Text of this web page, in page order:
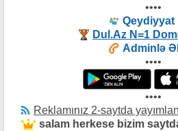
••••
Qeydiyyat
Dul.Az N=1
Adminlə
••••
••••
Reklamınız 2-saytda
salam herkese bizim